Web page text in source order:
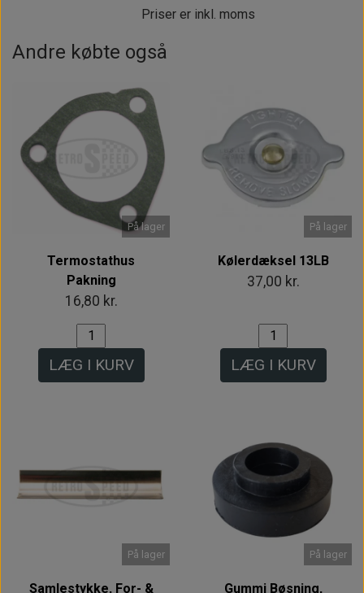
Priser er inkl. moms
Andre købte også
På lager
Termostathus
Pakning
16,80 kr.
LÆG I KURV
På lager
Kølerdæksel 13LB
37,00 kr.
LÆG I KURV
På lager
Samlestykke, For- &
På lager
Gummi Bøsning,